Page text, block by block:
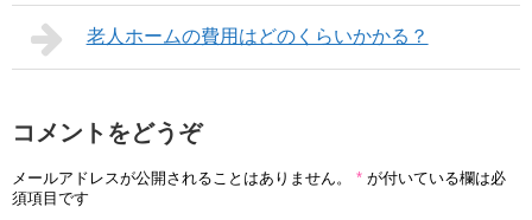
老人ホームの費用はどのくらいかかる？
コメントをどうぞ
メールアドレスが公開されることはありません。 * が付いている欄は必
須項目です